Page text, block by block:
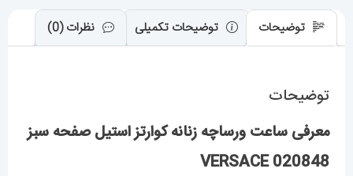
توضیحات توضیحات تکمیلی نظرات (0)
توضیحات
معرفی ساعت ورساچه زنانه کوارتز استیل صفحه سبز
020848 VERSACE